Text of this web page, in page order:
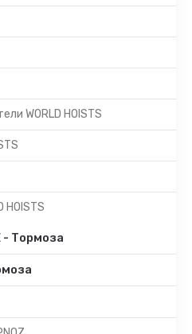
WORLD HOISTS
HOISTS
- Тормоза